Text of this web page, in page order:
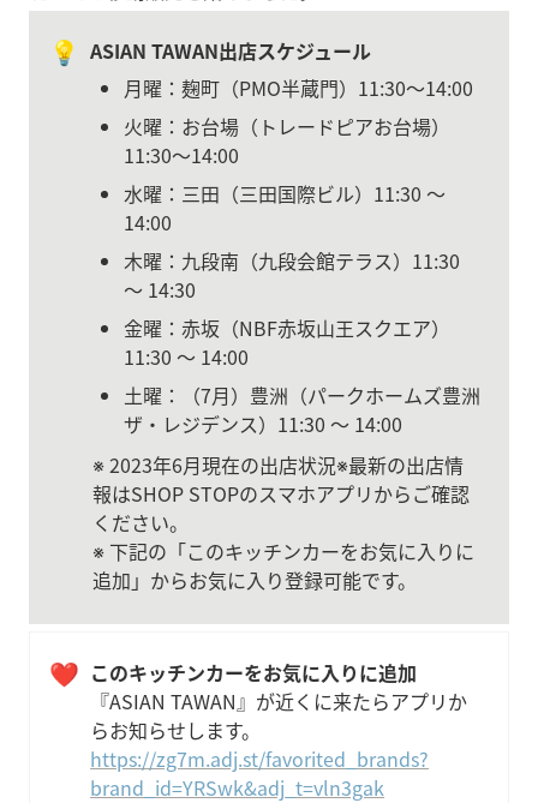
💡 ASIAN TAWAN出店スケジュール
月曜：麹町（PMO半蔵門）11:30〜14:00
火曜：お台場（トレードピアお台場）
11:30〜14:00
水曜：三田（三田国際ビル）11:30 〜
14:00
木曜：九段南（九段会館テラス）11:30
〜 14:30
金曜：赤坂（NBF赤坂山王スクエア）
11:30 〜 14:00
土曜：（7月）豊洲（パークホームズ豊洲
ザ・レジデンス）11:30 〜 14:00
※ 2023年6月現在の出店状況※最新の出店情
報はSHOP STOPのスマホアプリからご確認
ください。
※ 下記の「このキッチンカーをお気に入りに
追加」からお気に入り登録可能です。
❤️
『ASIAN TAWAN』が近くに来たらアプリか
らお知らせします。
https://zg7m.adj.st/favorited_brands?
brand_id=YRSwk&adj_t=vln3gak